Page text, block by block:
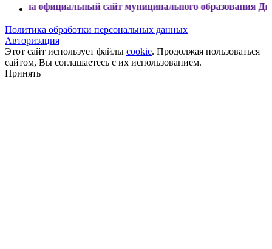
сайт муниципального образования Динской
Политика обработки персональных данных
Авторизация
Этот сайт использует файлы cookie. Продолжая пользоваться
сайтом, Вы соглашаетесь с их использованием.
Принять